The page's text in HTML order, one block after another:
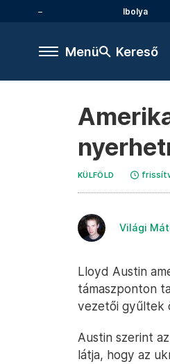
Ibolya
Menü Kereső
KÜLFÖLD
Világi
Lloyd Austin
támaszponton
vezetői gyűltek
Austin szerint
látja, hogy az